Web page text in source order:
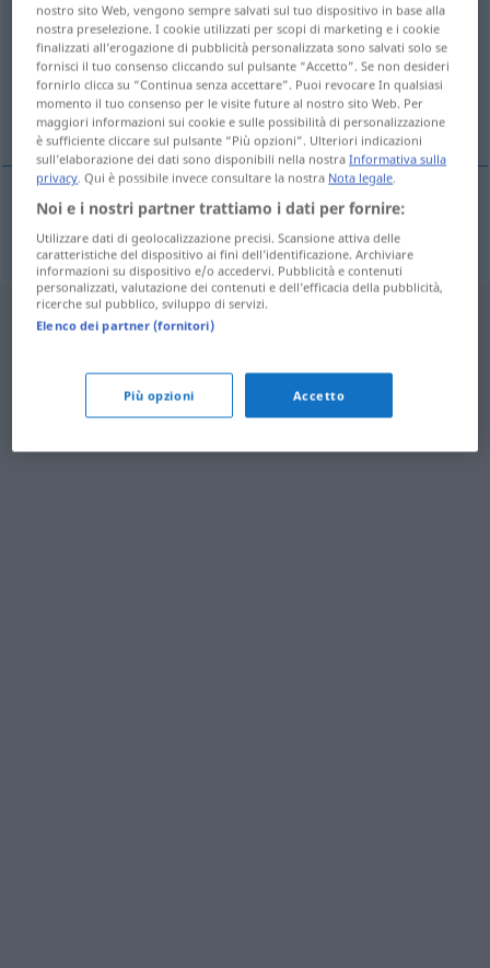
Panoramica di tutte le traduzion
(Fai clic sulla/Tocca traduzione per maggiori dettagli)
condyloma
condyloma Kondylom
nostro sito Web, vengono sempre salvati sul tuo dispositivo in base alla
nostra preselezione. I cookie utilizzati per scopi di marketing e i cookie
finalizzati all’erogazione di pubblicità personalizzata sono salvati solo se
fornisci il tuo consenso cliccando sul pulsante “Accetto”. Se non desideri
fornirlo clicca su “Continua senza accettare”. Puoi revocare In qualsiasi
momento il tuo consenso per le visite future al nostro sito Web. Per
maggiori informazioni sui cookie e sulle possibilità di personalizzazione
è sufficiente cliccare sul pulsante “Più opzioni”. Ulteriori indicazioni
sull’elaborazione dei dati sono disponibili nella nostraInformativa sulla
privacy. Qui è possibile invece consultare la nostra Nota legale.
Noi e i nostri partner trattiamo i dati per fornire:
Utilizzare dati di geolocalizzazione precisi. Scansione attiva delle
caratteristiche del dispositivo ai fini dell’identificazione. Archiviare
informazioni su dispositivo e/o accedervi. Pubblicità e contenuti
personalizzati, valutazione dei contenuti e dell’efficacia della pubblicità,
ricerche sul pubblico, sviluppo di servizi.
Elenco dei partner (fornitori)
Più opzioni Accetto